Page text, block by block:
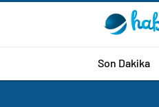
Son Dakika